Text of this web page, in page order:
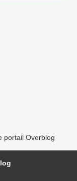
portail Overblog